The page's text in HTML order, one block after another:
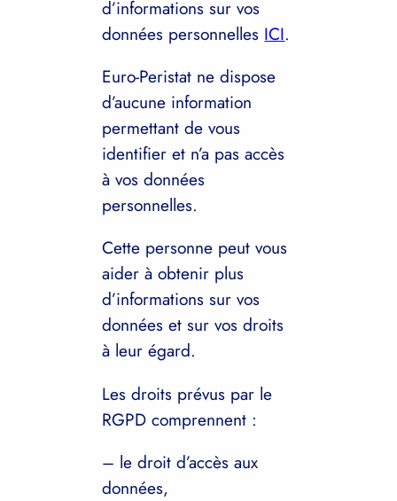
d’informations sur vos
données personnelles ICI.
Euro-Peristat ne dispose
d’aucune information
permettant de vous
identifier et n’a pas accès
à vos données
personnelles.
Cette personne peut vous
aider à obtenir plus
d’informations sur vos
données et sur vos droits
à leur égard.
Les droits prévus par le
RGPD comprennent :
– le droit d’accès aux
données,